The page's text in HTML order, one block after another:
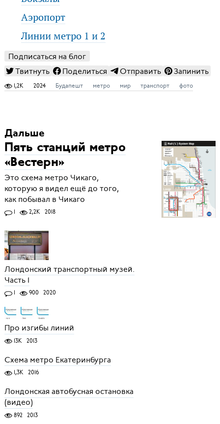
Аэропорт
Линии метро 1 и 2
Подписаться на блог
Твитнуть
Поделиться Отправить Запинить
1,2K 2024 Будапешт метро мир транспорт фото
Дальше
Пять станций метро
«Вестерн»
Это схема метро Чикаго,
которую я видел ещё до того,
как побывал в Чикаго
1 2,2K 2018
Лондонский транспортный музей.
Часть 1
1 900 2020
Про изгибы линий
13K 2013
Схема метро Екатеринбурга
1,3K 2016
Лондонская автобусная остановка
(видео)
892 2013